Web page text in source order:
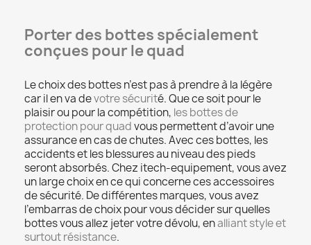
Porter des bottes spécialement
conçues pour le quad
Le choix des bottes n’est pas à prendre à la légère
car il en va devotre sécurité. Que ce soit pour le
plaisir ou pour la compétition, les bottes de
protection pour quadvous permettent d’avoir une
assurance en cas de chutes. Avec ces bottes, les
accidents et les blessures au niveau des pieds
seront absorbés. Chez itech-equipement, vous avez
un large choix en ce qui concerne ces accessoires
de sécurité. De différentes marques, vous avez
l’embarras de choix pour vous décider sur quelles
bottes vous allez jeter votre dévolu, enalliant style et
surtout résistance.